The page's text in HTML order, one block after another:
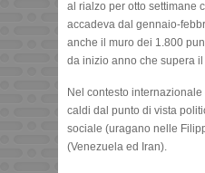
al rialzo per otto settimane
accadeva dal gennaio-
anche il muro dei 1.800
da inizio anno che supera il
Nel contesto
caldi dal punto di vista
sociale (uragano nelle
(Venezuela ed Iran).